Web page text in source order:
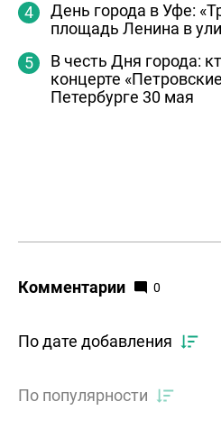
День города в Уфе:
площадь Ленина в
В честь Дня города:
концерте
Петербурге 30 мая
Комментарии 0
По дате добавления
По популярности